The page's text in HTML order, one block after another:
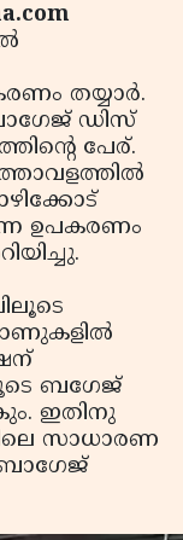
തയ്യാര്‍.
ഡിസ്
പേര്.
ഉപകരണം
ബഗേജ്
ഇതിനു
സാധാരണ